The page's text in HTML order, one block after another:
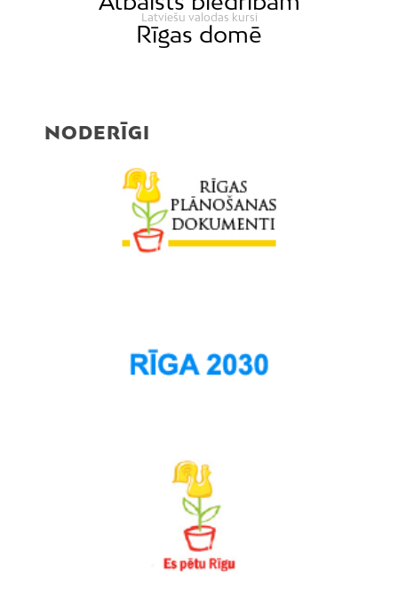
Latviešu valodas kursi
Rīgas domē
NODERĪGI